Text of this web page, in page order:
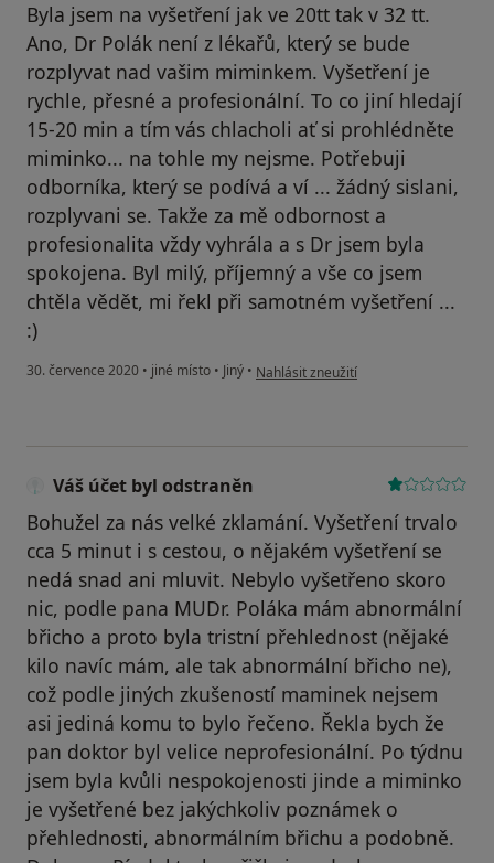
Byla jsem na vyšetření jak ve 20tt tak v 32 tt.
Ano, Dr Polák není z lékařů, který se bude
rozplyvat nad vašim miminkem. Vyšetření je
rychle, přesné a profesionální. To co jiní hledají
15-20 min a tím vás chlacholi ať si prohlédněte
miminko... na tohle my nejsme. Potřebuji
odborníka, který se podívá a ví ... žádný sislani,
rozplyvani se. Takže za mě odbornost a
profesionalita vždy vyhrála a s Dr jsem byla
spokojena. Byl milý, příjemný a vše co jsem
chtěla vědět, mi řekl při samotném vyšetření ...
:)
30. července 2020 • jiné místo • Jiný • podle názoru uživatele N.k.
Nahlásit zneužití
Váš účet byl odstraněn
Bohužel za nás velké zklamání. Vyšetření trvalo
cca 5 minut i s cestou, o nějakém vyšetření se
nedá snad ani mluvit. Nebylo vyšetřeno skoro
nic, podle pana MUDr. Poláka mám abnormální
břicho a proto byla tristní přehlednost (nějaké
kilo navíc mám, ale tak abnormální břicho ne),
což podle jiných zkušeností maminek nejsem
asi jediná komu to bylo řečeno. Řekla bych že
pan doktor byl velice neprofesionální. Po týdnu
jsem byla kvůli nespokojenosti jinde a miminko
je vyšetřené bez jakýchkoliv poznámek o
přehlednosti, abnormálním břichu a podobně.